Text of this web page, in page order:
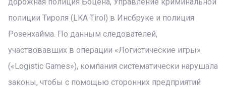
полиции Тироля (LKA Tirol) в Инсбруке и полиция
Розенхайма. По данным следователей,
участвовавших в операции «Логистические игры»
(«Logistic Games»), компания систематически нарушала
законы, чтобы с помощью сторонних предприятий